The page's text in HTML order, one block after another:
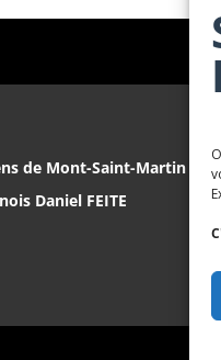
de Mont-Saint-Martin
Daniel FEITE